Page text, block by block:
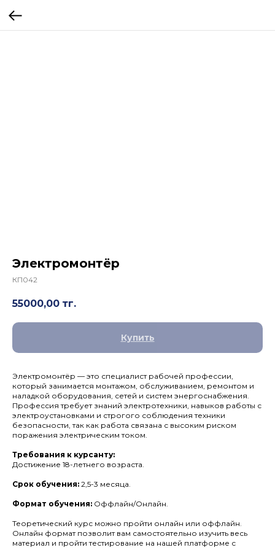
Электромонтёр
КП042
55000,00 тг.
Купить
Электромонтёр — это специалист рабочей профессии,
который занимается монтажом, обслуживанием, ремонтом и
наладкой оборудования, сетей и систем энергоснабжения.
Профессия требует знаний электротехники, навыков работы с
электроустановками и строгого соблюдения техники
безопасности, так как работа связана с высоким риском
поражения электрическим током.
Требования к курсанту:
Достижение 18-летнего возраста.
Срок обучения: 2,5-3 месяца.
Формат обучения: Оффлайн/Онлайн.
Теоретический курс можно пройти онлайн или оффлайн.
Онлайн формат позволит вам самостоятельно изучить весь
материал и пройти тестирование на нашей платформе с